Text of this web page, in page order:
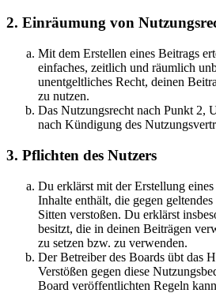
2. Einräumung von
Mit dem Erstellen eines Beitrags
einfaches, zeitlich und räumlich
unentgeltliches Recht, deinen
zu nutzen.
Das Nutzungsrecht nach Punkt 2,
nach Kündigung des
3. Pflichten des Nutzers
Du erklärst mit der Erstellung
Inhalte enthält, die gegen
Sitten verstoßen. Du erklärst
besitzt, die in deinen Beiträgen
zu setzen bzw. zu verwenden.
Der Betreiber des Boards übt das
Verstößen gegen diese
Board veröffentlichten Regeln